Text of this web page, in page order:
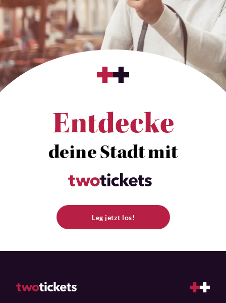
Entdecke
deine Stadt mit
Leg jetzt los!